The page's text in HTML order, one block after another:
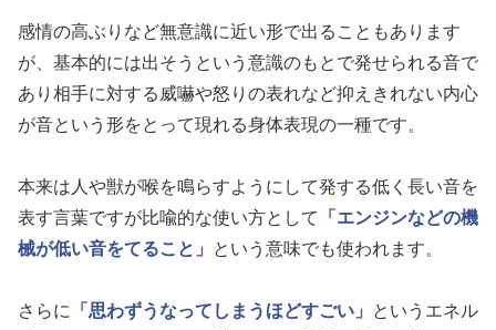
感情の高ぶりなど無意識に近い形で出ることもあります
が、基本的には出そうという意識のもとで発せられる音で
あり相手に対する威嚇や怒りの表れなど抑えきれない内心
が音という形をとって現れる身体表現の一種です。
本来は人や獣が喉を鳴らすようにして発する低く長い音を
表す言葉ですが比喩的な使い方として
「エンジンなどの機
械が低い音をてること」
という意味でも使われます。
さらに 「思わずうなってしまうほどすごい」
というエネル